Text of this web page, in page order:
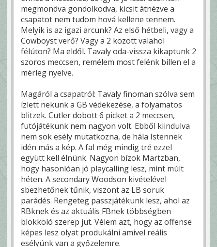
megmondva gondolkodva, kicsit átnézve a
csapatot nem tudom hová kellene tennem.
Melyik is az igazi arcunk? Az első hétbeli, vagy a
Cowboyst verő? Vagy a 2 között valahol
félúton? Ma eldől. Tavaly oda-vissza kikaptunk 2
szoros meccsen, remélem most felénk billen el a
mérleg nyelve.
Magáról a csapatról: Tavaly finoman szólva sem
ízlett nekünk a GB védekezése, a folyamatos
blitzek. Cutler dobott 6 picket a 2 meccsen,
futójátékunk nem nagyon volt. Ebből kiindulva
nem sok esély mutatkozna, de hála Istennek
idén más a kép. A fal még mindig tré ezzel
együtt kell élnünk. Nagyon bízok Martzban,
hogy hasonlóan jó playcalling lesz, mint múlt
héten. A secondary Woodson kivételével
sbezhetőnek tűnik, viszont az LB soruk
parádés. Rengeteg passzjátékunk lesz, ahol az
RBknek és az aktuális FBnek többségben
blokkoló szerep jut. Vélem azt, hogy az offense
képes lesz olyat produkálni amivel reális
esélyünk van a győzelemre.